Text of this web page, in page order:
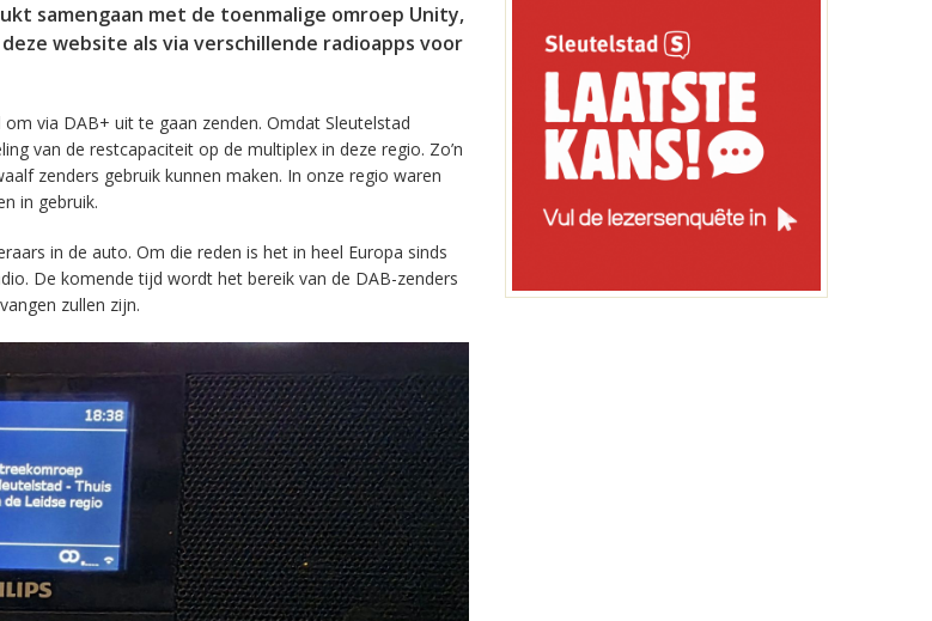
samengaan met de toenmalige omroep Unity,
website als via verschillende radioapps voor
via DAB+ uit te gaan zenden. Omdat Sleutelstad
van de restcapaciteit op de multiplex in deze regio. Zo’n
zenders gebruik kunnen maken. In onze regio waren
in gebruik.
in de auto. Om die reden is het in heel Europa sinds
De komende tijd wordt het bereik van de DAB-zenders
zullen zijn.